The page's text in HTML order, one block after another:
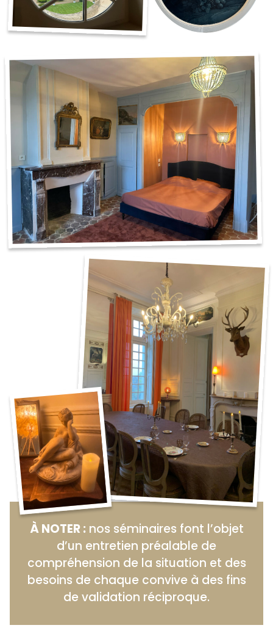
À NOTER :nos séminaires font l’objet
d’un entretien préalable de
compréhension de la situation et des
besoins de chaque convive à des fins
de validation réciproque.